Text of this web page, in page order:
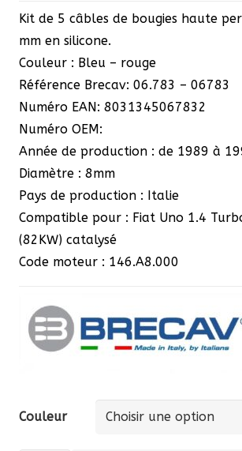
Kit de 5 câbles de bougies haute
mm en silicone.
Couleur : Bleu – rouge
Référence Brecav: 06.783 – 06783
Numéro EAN: 8031345067832
Numéro OEM:
Année de production : de 1989 à
Diamètre : 8mm
Pays de production : Italie
Compatible pour : Fiat Uno 1.4
(82KW) catalysé
Code moteur : 146.A8.000
Couleur